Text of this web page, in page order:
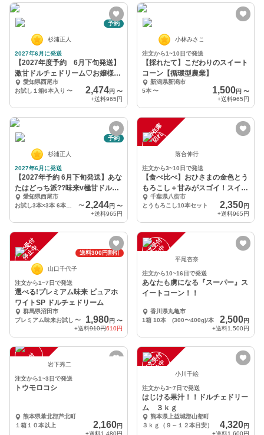
予約
杉浦正人
2027年6月に発送
【2027年度予約 6月下旬発送】
激甘ドルチェドリーム♡お嬢様ト
ウモロコシ
愛知県西尾市
お試し１箱6本入り 〜 2,474円 〜
+送料965円
小林みさこ
注文から1~10日で発送
【採れたて】こだわりのスイート
コーン【循環型農業】
新潟県新潟市
5本 〜 1,500円 〜
+送料965円
予約
杉浦正人
2027年6月に発送
【2027年予約 6月下旬発送】あな
たはどっち派??味来v極甘ドルチ
ェドリーム
愛知県西尾市
〜 2,244円 〜
+送料965円
一
時
在
庫
切
れ
落合伸行
注文から3~10日で発送
【食べ比べ】おひさまの金色とう
もろこし＋甘みがスゴイ！スイー
ツコーン
千葉県八街市
とうもろこし10本セット
2,350円
+送料965円
注
文
受
付
停
止
中 送料300円割引
山口千代子
注文から1~7日で発送
選べる!プレミアム味来 ピュアホ
ワイトSP ドルチェドリーム
群馬県沼田市
プレミアム味来お試し 〜 1,980円 〜
+送料910円610円
注
文
受
付
停
止
中 平尾杏奈
注文から10~16日で発送
あなたも虜になる『スーパー』ス
イートコーン！！
香川県丸亀市
1箱 10本 (300〜400g)/本
2,500円
+送料1,500円
注
文
受
付
停
止 岩下秀二
注文から1~3日で発送
トウモロコシ
熊本県葦北郡芦北町
１箱１０本以上
2,160円
+送料1,480円
注
文
受
付
停
止
中 小川千絵
注文から3~7日で発送
はじける果汁！！ドルチェドリー
ム ３ｋｇ
熊本県上益城郡山都町
３ｋｇ（９～１２本目安）
4,320円
+送料1,600円